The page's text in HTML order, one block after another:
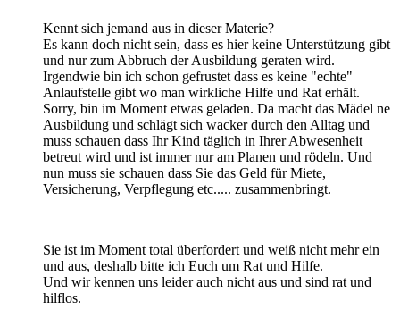
Kennt sich jemand aus in dieser Materie?
Es kann doch nicht sein, dass es hier keine Unterstützung gibt
und nur zum Abbruch der Ausbildung geraten wird.
Irgendwie bin ich schon gefrustet dass es keine "echte"
Anlaufstelle gibt wo man wirkliche Hilfe und Rat erhält.
Sorry, bin im Moment etwas geladen. Da macht das Mädel ne
Ausbildung und schlägt sich wacker durch den Alltag und
muss schauen dass Ihr Kind täglich in Ihrer Abwesenheit
betreut wird und ist immer nur am Planen und rödeln. Und
nun muss sie schauen dass Sie das Geld für Miete,
Versicherung, Verpflegung etc..... zusammenbringt.
Sie ist im Moment total überfordert und weiß nicht mehr ein
und aus, deshalb bitte ich Euch um Rat und Hilfe.
Und wir kennen uns leider auch nicht aus und sind rat und
hilflos.